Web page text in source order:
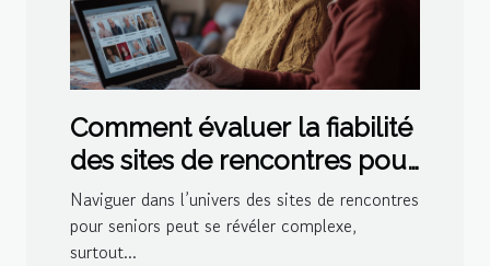
Comment évaluer la fiabilité
des sites de rencontres pour
seniors
Naviguer dans l’univers des sites de rencontres
pour seniors peut se révéler complexe,
surtout...